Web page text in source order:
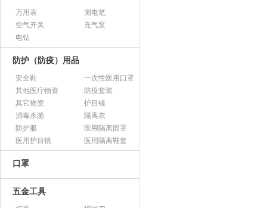
万用表
测电笔
空气开关
充气泵
电钻
防护（防疫）用品
安全鞋
一次性医用口罩
其他医疗物资
防疫套装
其它物资
护目镜
消毒杀菌
隔离衣
防护服
医用隔离面罩
医用护目镜
医用隔离鞋套
口罩
五金工具